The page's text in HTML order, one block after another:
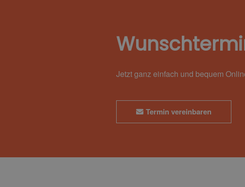
Jetzt ganz einfach und bequem
Termin vereinbaren